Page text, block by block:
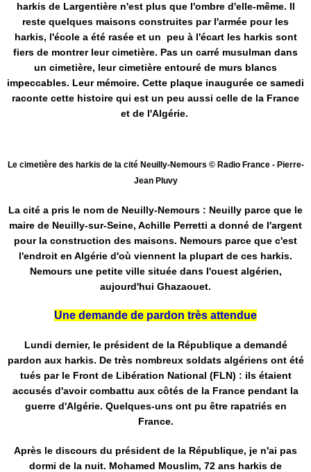
harkis de Largentière n'est plus que l'ombre d'elle-même. Il
reste quelques maisons construites par l'armée pour les
harkis, l'école a été rasée et un peu à l'écart les harkis sont
fiers de montrer leur cimetière. Pas un carré musulman dans
un cimetière, leur cimetière entouré de murs blancs
impeccables. Leur mémoire. Cette plaque inaugurée ce samedi
raconte cette histoire qui est un peu aussi celle de la France
et de l'Algérie.
Le cimetière des harkis de la cité Neuilly-Nemours © Radio France - Pierre-
Jean Pluvy
La cité a pris le nom de Neuilly-Nemours : Neuilly parce que le
maire de Neuilly-sur-Seine, Achille Perretti a donné de l'argent
pour la construction des maisons. Nemours parce que c'est
l'endroit en Algérie d'où viennent la plupart de ces harkis.
Nemours une petite ville située dans l'ouest algérien,
aujourd'hui Ghazaouet.
Une demande de pardon très attendue
Lundi dernier, le président de la République a demandé
pardon aux harkis. De très nombreux soldats algériens ont été
tués par le Front de Libération National (FLN) : ils étaient
accusés d'avoir combattu aux côtés de la France pendant la
guerre d'Algérie. Quelques-uns ont pu être rapatriés en
France.
Après le discours du président de la République, je n'ai pas
dormi de la nuit. Mohamed Mouslim, 72 ans harkis de